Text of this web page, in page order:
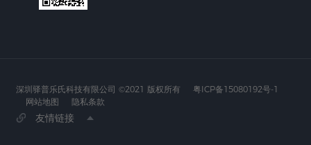
深圳驿普乐氏科技有限公司 ©2021 版权所有
粤ICP备15080192号-1
网站地图
隐私条款
友情链接